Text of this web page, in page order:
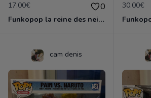
17.00€ 0
Funkopop la reine des neiges Elsa diamond collection spécial édition Funko 1024
30.00€
cam denis